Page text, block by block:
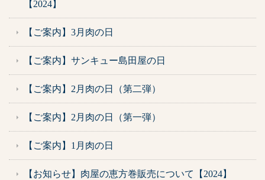
【2024】
【ご案内】3月肉の日
【ご案内】サンキュー島田屋の日
【ご案内】2月肉の日（第二弾）
【ご案内】2月肉の日（第一弾）
【ご案内】1月肉の日
【お知らせ】肉屋の恵方巻販売について【2024】